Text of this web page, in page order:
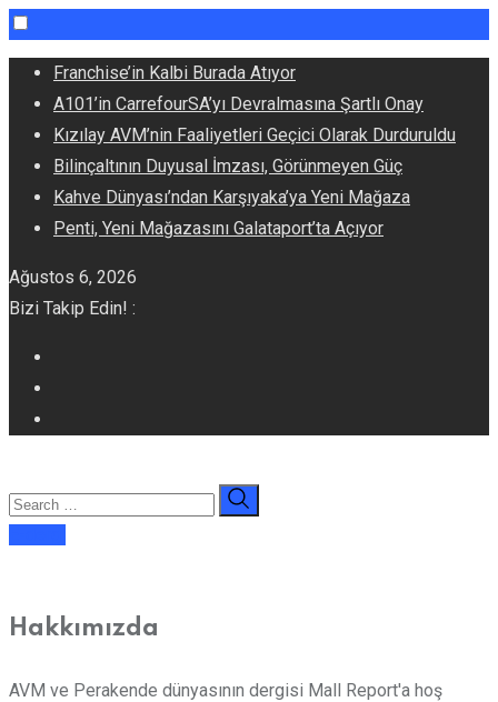
Skip
content
Franchise’in Kalbi Burada Atıyor
A101’in CarrefourSA’yı Devralmasına Şartlı Onay
Kızılay AVM’nin Faaliyetleri Geçici Olarak Durduruldu
Bilinçaltının Duyusal İmzası, Görünmeyen Güç
Kahve Dünyası’ndan Karşıyaka’ya Yeni Mağaza
Penti, Yeni Mağazasını Galataport’ta Açıyor
Ağustos 6, 2026
Bizi Takip Edin! :
Hakkımızda
AVM ve Perakende dünyasının dergisi Mall Report'a hoş